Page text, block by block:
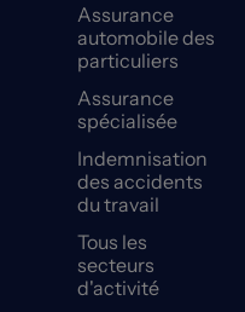
Assurance
automobile des
particuliers
Assurance
spécialisée
Indemnisation
des accidents
du travail
Tous les
secteurs
d'activité